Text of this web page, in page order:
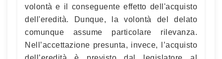
volontà e il conseguente effetto dell'acquisto
dell'eredità. Dunque, la volontà del delato
comunque assume particolare rilevanza.
Nell’accettazione presunta, invece, l’acquisto